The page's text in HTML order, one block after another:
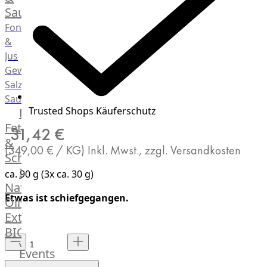
Saucen
Fonds
&
Jus
Gewürze
Salz
Saucen
Butter,
Fett
&
Schmalz
ItalianBar
Natives
Olivenöl
Extra
BIO
Veggie
Hardware
Events
Trusted Shops Käuferschutz
31,42 €
(349,00 € / KG) Inkl. Mwst., zzgl. Versandkosten
ca. 90 g (3x ca. 30 g)
Etwas ist schiefgegangen.